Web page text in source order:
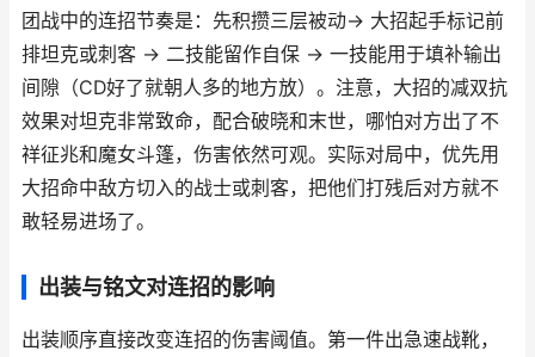
团战中的连招节奏是：先积攒三层被动→ 大招起手标记前
排坦克或刺客 → 二技能留作自保 → 一技能用于填补输出
间隙（CD好了就朝人多的地方放）。注意，大招的减双抗
效果对坦克非常致命，配合破晓和末世，哪怕对方出了不
祥征兆和魔女斗篷，伤害依然可观。实际对局中，优先用
大招命中敌方切入的战士或刺客，把他们打残后对方就不
敢轻易进场了。
出装与铭文对连招的影响
出装顺序直接改变连招的伤害阈值。第一件出急速战靴，